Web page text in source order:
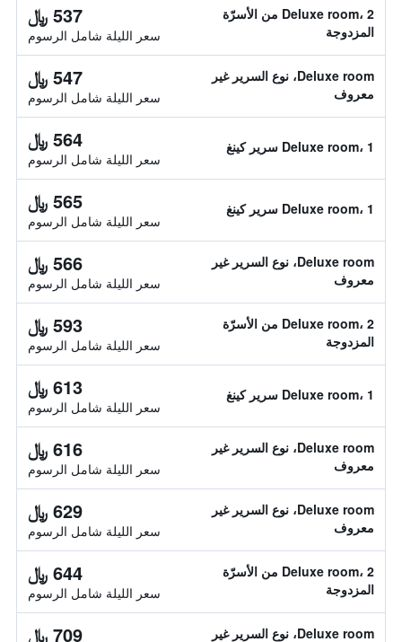
Deluxe room، 2 من الأسرّة
المزدوجة
537 ﷼
سعر الليلة شامل الرسوم
Deluxe room، نوع السرير غير
معروف
547 ﷼
سعر الليلة شامل الرسوم
Deluxe room، 1 سرير كينغ 564 ﷼
سعر الليلة شامل الرسوم
Deluxe room، 1 سرير كينغ 565 ﷼
سعر الليلة شامل الرسوم
Deluxe room، نوع السرير غير
معروف
566 ﷼
سعر الليلة شامل الرسوم
Deluxe room، 2 من الأسرّة
المزدوجة
593 ﷼
سعر الليلة شامل الرسوم
Deluxe room، 1 سرير كينغ 613 ﷼
سعر الليلة شامل الرسوم
Deluxe room، نوع السرير غير
معروف
616 ﷼
سعر الليلة شامل الرسوم
Deluxe room، نوع السرير غير
معروف
629 ﷼
سعر الليلة شامل الرسوم
Deluxe room، 2 من الأسرّة
المزدوجة
644 ﷼
سعر الليلة شامل الرسوم
Deluxe room، نوع السرير غير
709 ﷼